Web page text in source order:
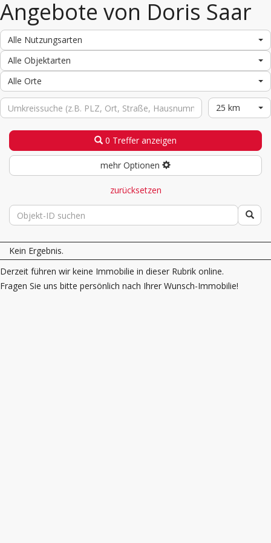
Angebote von Doris Saar
Alle Nutzungsarten
Alle Objektarten
Alle Orte
25 km
0 Treffer anzeigen
mehr Optionen
zurücksetzen
Kein Ergebnis.
Derzeit führen wir keine Immobilie in dieser Rubrik online.
Fragen Sie uns bitte persönlich nach Ihrer Wunsch-Immobilie!